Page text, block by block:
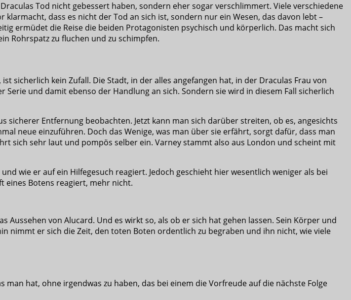
Tod nicht gebessert haben, sondern eher sogar verschlimmert. Viele verschiedene
dass es nicht der Tod an sich ist, sondern nur ein Wesen, das davon lebt –
ermüdet die Reise die beiden Protagonisten psychisch und körperlich. Das macht sich
Rohrspatz zu fluchen und zu schimpfen.
sicherlich kein Zufall. Die Stadt, in der alles angefangen hat, in der Draculas Frau von
und damit ebenso der Handlung an sich. Sondern sie wird in diesem Fall sicherlich
Entfernung beobachten. Jetzt kann man sich darüber streiten, ob es, angesichts
neue einzuführen. Doch das Wenige, was man über sie erfährt, sorgt dafür, dass man
sich sehr laut und pompös selber ein. Varney stammt also aus London und scheint mit
wie er auf ein Hilfegesuch reagiert. Jedoch geschieht hier wesentlich weniger als bei
eines Botens reagiert, mehr nicht.
von Alucard. Und es wirkt so, als ob er sich hat gehen lassen. Sein Körper und
nimmt er sich die Zeit, den toten Boten ordentlich zu begraben und ihn nicht, wie viele
hat, ohne irgendwas zu haben, das bei einem die Vorfreude auf die nächste Folge